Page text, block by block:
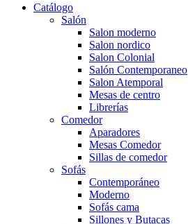
Catálogo
Salón
Salon moderno
Salon nordico
Salon Colonial
Salón Contemporaneo
Salon Atemporal
Mesas de centro
Librerías
Comedor
Aparadores
Mesas Comedor
Sillas de comedor
Sofás
Contemporáneo
Moderno
Sofás cama
Sillones y Butacas